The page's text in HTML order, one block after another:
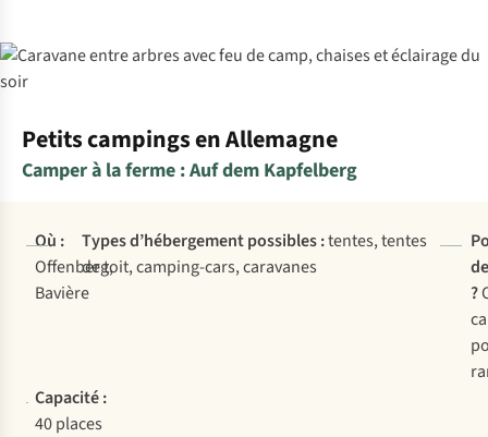
Petits campings en Allemagne
Camper à la ferme : Auf dem Kapfelberg
Où :
Offenberg,
Bavière
Types d’hébergement possibles :tentes, tentes
de toit, camping-cars, caravanes
?
Capacité :
40 places